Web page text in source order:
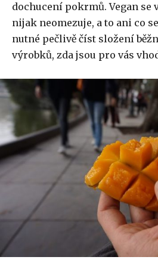
dochucení pokrmů. Vegan se
nijak neomezuje, a to ani co
nutné pečlivě číst složení
výrobků, zda jsou pro vás